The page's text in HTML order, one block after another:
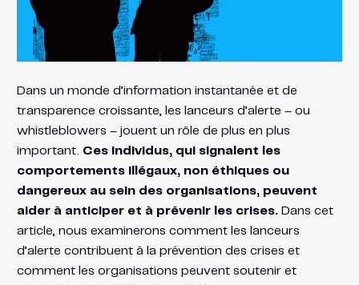
Dans un monde d’information instantanée et de
transparence croissante, les lanceurs d’alerte – ou
whistleblowers – jouent un rôle de plus en plus
important. Ces individus, qui signalent les
comportements illégaux, non éthiques ou
dangereux au sein des organisations, peuvent
aider à anticiper et à prévenir les crises.Dans cet
article, nous examinerons comment les lanceurs
d’alerte contribuent à la prévention des crises et
comment les organisations peuvent soutenir et